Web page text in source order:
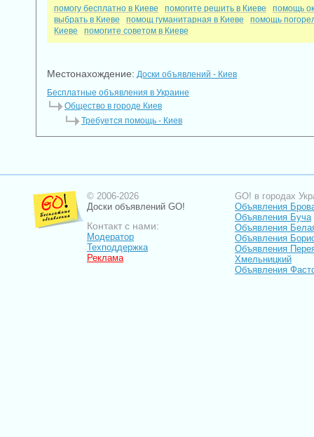
помогу бесплатно в Киеве помогите решить в Киеве
помощь
выбрать в Киеве
помощ гуманитарная в Киеве
помощь
Киеве
помогите советом в Киеве
Местонахождение: Доски объявлений - Киев
Бесплатные объявления в Украине
Общество в городе Киев
Требуется помощь - Киев
© 2006-2026
Доски объявлений GO!
Контакт с нами:
Модератор
Техподдержка
Реклама
GO! в городах
Объявления
Объявления Буча
Объявления
Объявления
Объявления
Хмельницкий
Объявления